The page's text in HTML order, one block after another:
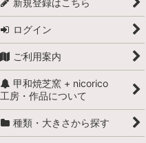
新規登録はこちら
ログイン
ご利用案内
甲和焼芝窯 + nicorico
工房・作品について
種類・大きさから探す